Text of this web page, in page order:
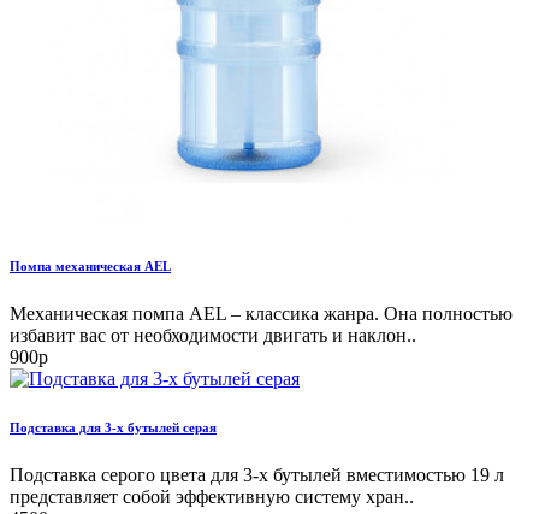
Помпа механическая AEL
Механическая помпа AEL – классика жанра. Она полностью
избавит вас от необходимости двигать и наклон..
900р
Подставка для 3-х бутылей серая
Подставка серого цвета для 3-х бутылей вместимостью 19 л
представляет собой эффективную систему хран..